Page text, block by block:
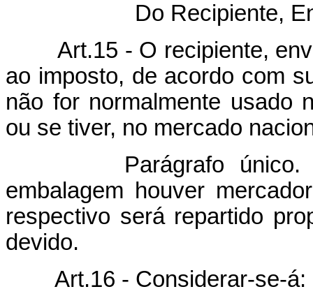
Do Recipiente,
Art.15 - O recipiente,
ao imposto, de acordo com
não for normalmente usado
ou se tiver, no mercado
Parágrafo único.
embalagem houver
respectivo será repartido
devido.
Art.16 - Considerar-se-á: